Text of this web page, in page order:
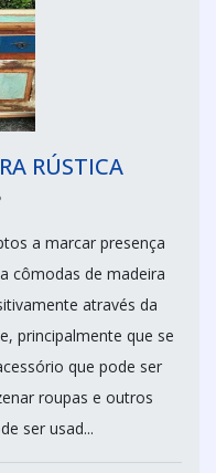
RÚSTICA
a marcar presença
cômodas de madeira
através da
principalmente que se
que pode ser
roupas e outros
ser usad...